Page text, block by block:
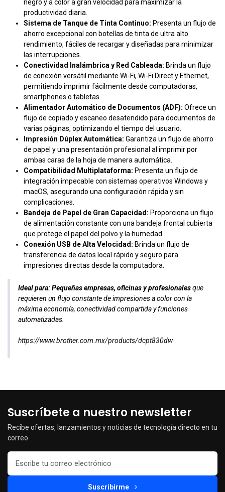
negro y a color a gran velocidad para maximizar la
productividad diaria.
Sistema de Tanque de Tinta Continuo: Presenta un flujo de
ahorro excepcional con botellas de tinta de ultra alto
rendimiento, fáciles de recargar y diseñadas para minimizar
las interrupciones.
Conectividad Inalámbrica y Red Cableada: Brinda un flujo
de conexión versátil mediante Wi-Fi, Wi-Fi Direct y Ethernet,
permitiendo imprimir fácilmente desde computadoras,
smartphones o tabletas.
Alimentador Automático de Documentos (ADF): Ofrece un
flujo de copiado y escaneo desatendido para documentos de
varias páginas, optimizando el tiempo del usuario.
Impresión Dúplex Automática: Garantiza un flujo de ahorro
de papel y una presentación profesional al imprimir por
ambas caras de la hoja de manera automática.
Compatibilidad Multiplataforma: Presenta un flujo de
integración impecable con sistemas operativos Windows y
macOS, asegurando una configuración rápida y sin
complicaciones.
Bandeja de Papel de Gran Capacidad: Proporciona un flujo
de alimentación constante con una bandeja frontal cubierta
que protege el papel del polvo y la humedad.
Conexión USB de Alta Velocidad: Brinda un flujo de
transferencia de datos local rápido y seguro para
impresiones directas desde la computadora.
Ideal para:Pequeñas empresas, oficinas y profesionalesque
requieren un flujo constante de impresiones a color con la
máxima economía, conectividad compartida y funciones
automatizadas.
https://www.brother.com.mx/products/dcpt830dw
Suscríbete a nuestro newsletter
Recibe ofertas, lanzamientos y noticias de tecnología directo en tu
correo.
Suscribirme